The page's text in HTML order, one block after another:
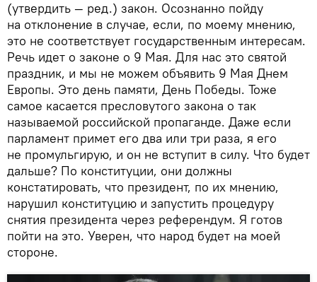
(утвердить — ред.) закон. Осознанно пойду
на отклонение в случае, если, по моему мнению,
это не соответствует государственным интересам.
Речь идет о законе о 9 Мая. Для нас это святой
праздник, и мы не можем объявить 9 Мая Днем
Европы. Это день памяти, День Победы. Тоже
самое касается пресловутого закона о так
называемой российской пропаганде. Даже если
парламент примет его два или три раза, я его
не промульгирую, и он не вступит в силу. Что будет
дальше? По конституции, они должны
констатировать, что президент, по их мнению,
нарушил конституцию и запустить процедуру
снятия президента через референдум. Я готов
пойти на это. Уверен, что народ будет на моей
стороне.